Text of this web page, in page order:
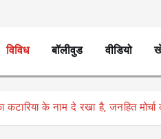
विविध बॉलीवुड वीडियो
के नाम दे रखा है, जनहित मोर्चा